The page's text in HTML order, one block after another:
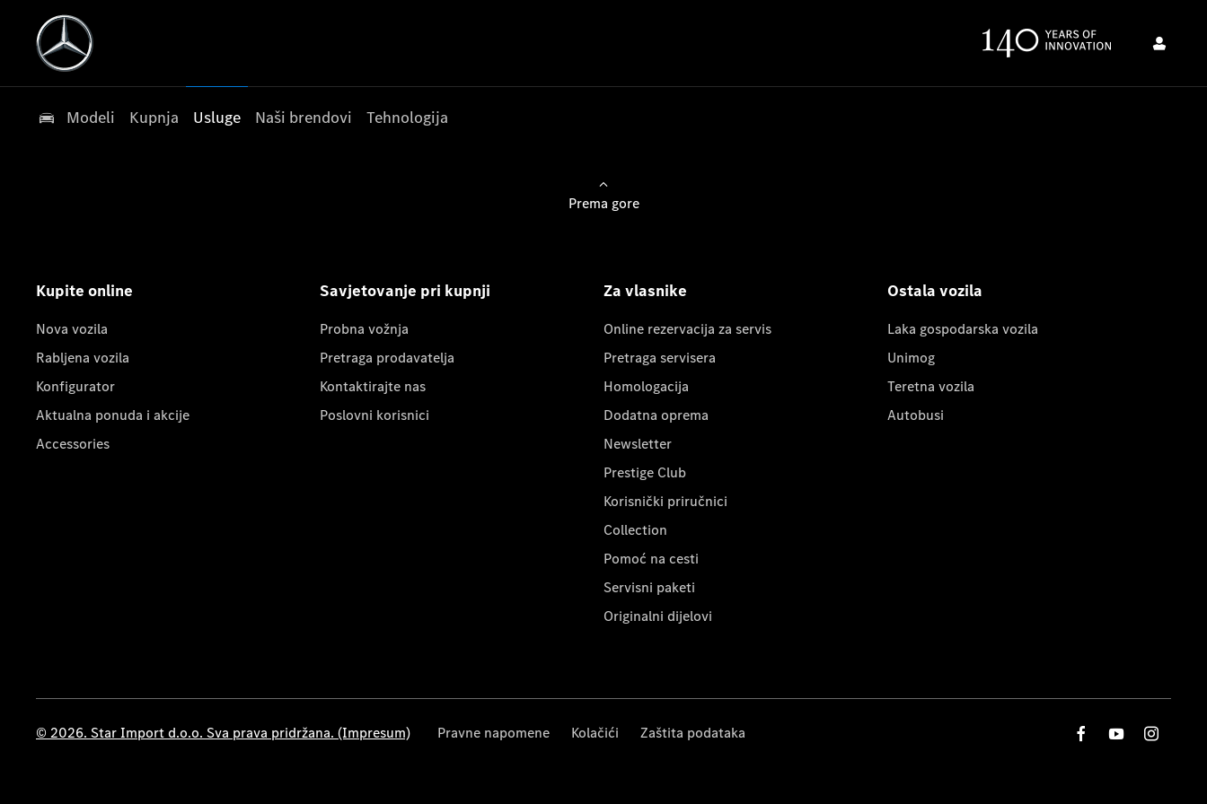
Modeli Kupnja Usluge Naši brendovi Tehnologija
Prema gore
Kupite online
Nova vozila
Rabljena vozila
Konfigurator
Aktualna ponuda i akcije
Accessories
Savjetovanje pri kupnji
Probna vožnja
Pretraga prodavatelja
Kontaktirajte nas
Poslovni korisnici
Za vlasnike
Online rezervacija za servis
Pretraga servisera
Homologacija
Dodatna oprema
Newsletter
Prestige Club
Korisnički priručnici
Collection
Pomoć na cesti
Servisni paketi
Originalni dijelovi
Ostala vozila
Laka gospodarska vozila
Unimog
Teretna vozila
Autobusi
© 2026. Star Import d.o.o. Sva prava pridržana. (Impresum) Pravne napomene Kolačići Zaštita podataka